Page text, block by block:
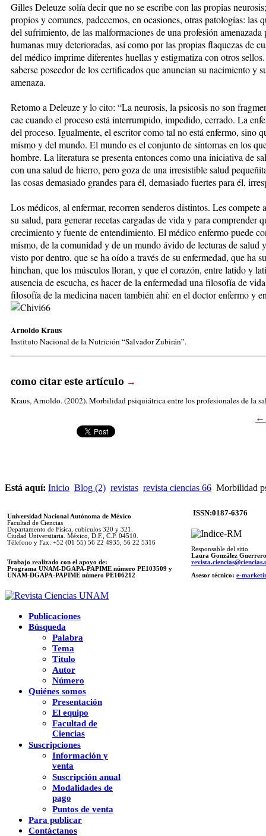
Gilles Deleuze solía decir que no se escribe con las propias
propios y comunes, padecemos, en ocasiones, otras patologías: las
del sufrimiento, de las malformaciones de una profesión
humanas muy deterioradas, así como por las propias flaquezas de
del médico imprime diferentes huellas y estigmatiza con otros
saberse poseedor de los certificados que anuncian su nacimiento y
amenaza.
Retomo a Deleuze y lo cito: “La neurosis, la psicosis no son
cae cuando el proceso está interrumpido, impedido, cerrado. La
del proceso. Igualmente, el escritor como tal no está enfermo, sino
mismo y del mundo. El mundo es el conjunto de síntomas en los
hombre. La literatura se presenta entonces como una iniciativa de
con una salud de hierro, pero goza de una irresistible salud
las cosas demasiado grandes para él, demasiado fuertes para él,
Los médicos, al enfermar, recorren senderos distintos. Les
su salud, para generar recetas cargadas de vida y para comprender
crecimiento y fuente de entendimiento. El médico enfermo puede
mismo, de la comunidad y de un mundo ávido de lecturas de salud
visto por dentro, que se ha oído a través de su enfermedad, que ha
hinchan, que los músculos lloran, y que el corazón, entre latido y
ausencia de escucha, es hacer de la enfermedad una filosofía de
filosofía de la medicina nacen también ahí: en el doctor enfermo y
Arnoldo Kraus
Instituto Nacional de la Nutrición “Salvador Zubirán”.
como citar este artículo →
Kraus, Arnoldo. (2002). Morbilidad psiquiátrica entre los profesionales de la
Está aquí: Inicio Blog (2) revistas revista ciencias 66 Morbilidad
Universidad Nacional Autónoma de México
Facultad de Ciencias
Departamento de Física, cubículos 320 y 321.
Ciudad Universitaria. México, D.F., C.P. 04510.
Télefono y Fax: +52 (01 55) 56 22 4935, 56 22 5316
Trabajo realizado con el apoyo de:
Programa UNAM-DGAPA-PAPIME número PE103509 y
UNAM-DGAPA-PAPIME número PE106212
ISSN:0187-6376
Responsable del sitio
Laura González Guerrero
Asesor técnico: e-
Publicaciones
Búsqueda
Palabra
Tema
Titulo
Autor
Número
Quiénes somos
Presentación
El equipo
Facultad de
Ciencias
Suscripciones
Información y
venta
Suscripción anual
Modalidades de
pago
Puntos de venta
Para publicar
Contáctanos